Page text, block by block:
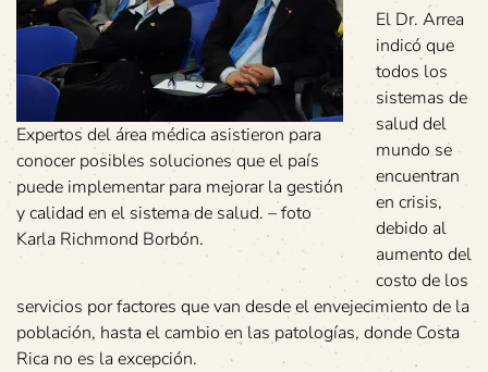
Expertos del área médica asistieron para
conocer posibles soluciones que el país
puede implementar para mejorar la gestión
y calidad en el sistema de salud. – foto
Karla Richmond Borbón.
El Dr. Arrea
indicó que
todos los
sistemas de
salud del
mundo se
encuentran
en crisis,
debido al
aumento del
costo de los
servicios por factores que van desde el envejecimiento de la
población, hasta el cambio en las patologías, donde Costa
Rica no es la excepción.